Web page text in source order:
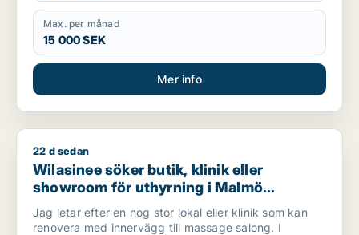
Max. per månad
15 000 SEK
Mer info
Wilasinee söker butik, klinik eller showroom för uthyrning i
22 d sedan
Wilasinee söker butik, klinik eller
showroom för uthyrning i Malmö
Centrum, Limhamn/Bunkeflo eller Hyllie
m.fl.
Jag letar efter en nog stor lokal eller klinik som kan
renovera med innervägg till massage salong. I